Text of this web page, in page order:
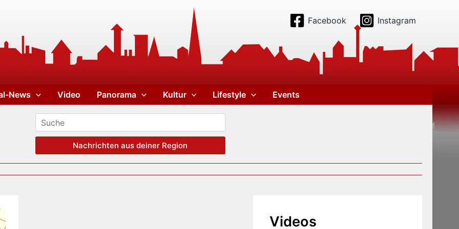
Facebook Instagram
News Video Panorama Kultur Lifestyle Events
Nachrichten aus deiner Region
Videos